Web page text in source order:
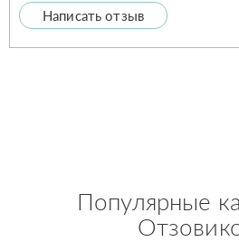
Написать отзыв
Популярные